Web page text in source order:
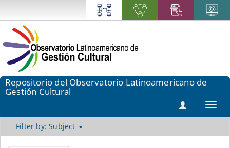
Repositorio del Observatorio Latinoamericano de
Gestión Cultural
Filter by: Subject